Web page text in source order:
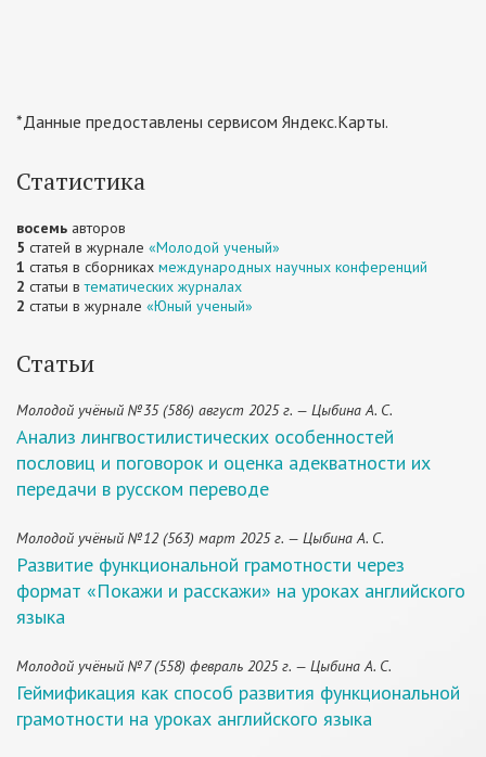
*Данные предоставлены сервисом Яндекс.Карты.
Статистика
восемь авторов
5 статей в журнале «Молодой ученый»
1 статья в сборниках международных научных конференций
2 статьи втематических журналах
2 статьи в журнале «Юный ученый»
Статьи
Молодой учёный №35 (586) август 2025 г. — Цыбина А. С.
Анализ лингвостилистических особенностей
пословиц и поговорок и оценка адекватности их
передачи в русском переводе
Молодой учёный №12 (563) март 2025 г. — Цыбина А. С.
Развитие функциональной грамотности через
формат «Покажи и расскажи» на уроках английского
языка
Молодой учёный №7 (558) февраль 2025 г. — Цыбина А. С.
Геймификация как способ развития функциональной
грамотности на уроках английского языка